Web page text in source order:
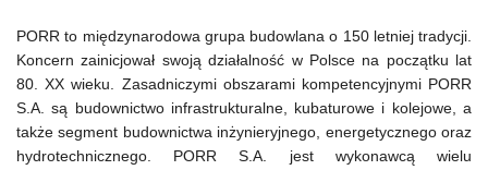
PORR to międzynarodowa grupa budowlana o 150 letniej tradycji.
Koncern zainicjował swoją działalność w Polsce na początku lat
80. XX wieku. Zasadniczymi obszarami kompetencyjnymi PORR
S.A. są budownictwo infrastrukturalne, kubaturowe i kolejowe, a
także segment budownictwa inżynieryjnego, energetycznego oraz
hydrotechnicznego. PORR S.A. jest wykonawcą wielu